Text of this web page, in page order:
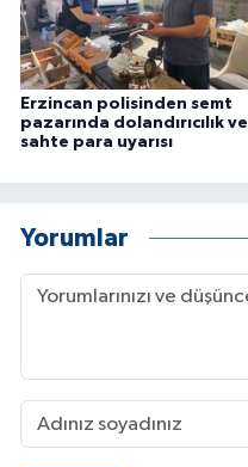
Erzincan polisinden semt
pazarında dolandırıcılık ve
sahte para uyarısı
Yorumlar